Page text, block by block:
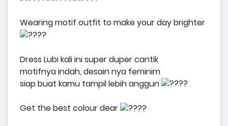
Wearing motif outfit to make your day brighter
Dress Lubi kali ini super duper cantik
motifnya indah, desain nya feminim
siap buat kamu tampil lebih anggun
Get the best colour dear